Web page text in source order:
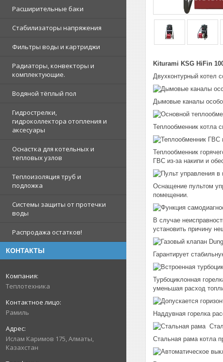
Расширительные баки
Стабилизаторы напряжения
Фильтры воды и картриджи
Радиаторы, конвекторы и
комплектующие.
Водяной тёплый пол
Гидрострелки,
гидроколлектора отопления и
аксесуары
Оснастка для котельных и
тепловых узлов
Теплоизоляция труб и
подложка
Системы защиты от протечки
воды
Распродажа остатков!
КОНТАКТЫ
Теплотехника
Рамиль
Ислам Каримов 175, Алматы,
Казахстан
Kiturami KSG HiFin
Двухконтурный котел
Дымовые каналы
Теплообменник котла
Теплообменник
ГВС из-за накипи и
Оснащение пультом
помещении.
В случае
установить причину
Гарантирует
Турбоциклонная
уменьшая расход
Наддувная горелка
Стальная рама котла